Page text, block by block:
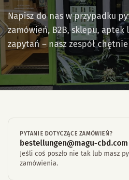
Napisz do nas w przypadku
zamówień, B2B, sklepu, aptek
zapytań – nasz zespół
PYTANIE DOTYCZĄCE ZAMÓWIEŃ?
bestellungen@magu-cbd.com
Jeśli coś poszło nie tak lub masz
zamówienia.